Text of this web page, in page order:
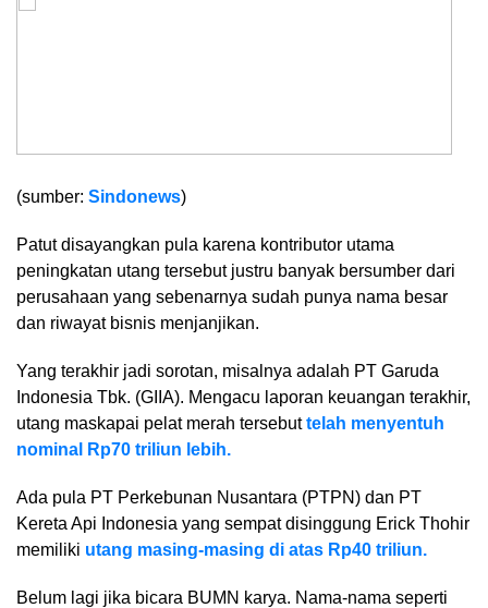
(sumber: Sindonews)
Patut disayangkan pula karena kontributor utama
peningkatan utang tersebut justru banyak bersumber dari
perusahaan yang sebenarnya sudah punya nama besar
dan riwayat bisnis menjanjikan.
Yang terakhir jadi sorotan, misalnya adalah PT Garuda
Indonesia Tbk. (GIIA). Mengacu laporan keuangan terakhir,
utang maskapai pelat merah tersebuttelah menyentuh
nominal Rp70 triliun lebih.
Ada pula PT Perkebunan Nusantara (PTPN) dan PT
Kereta Api Indonesia yang sempat disinggung Erick Thohir
memiliki utang masing-masing di atas Rp40 triliun.
Belum lagi jika bicara BUMN karya. Nama-nama seperti